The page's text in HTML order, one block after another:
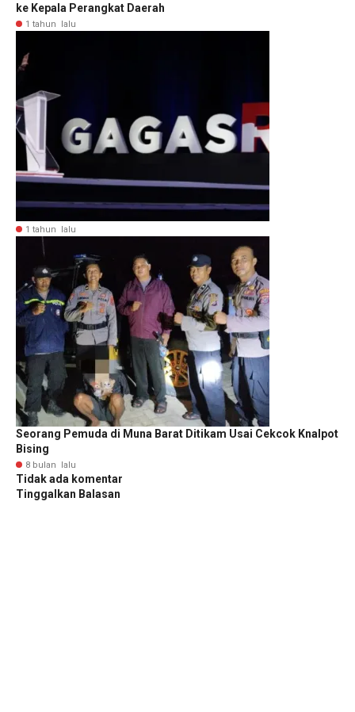
ke Kepala Perangkat Daerah
1 tahun lalu
1 tahun lalu
Seorang Pemuda di Muna Barat Ditikam Usai Cekcok Knalpot
Bising
8 bulan lalu
Tidak ada komentar
Tinggalkan Balasan